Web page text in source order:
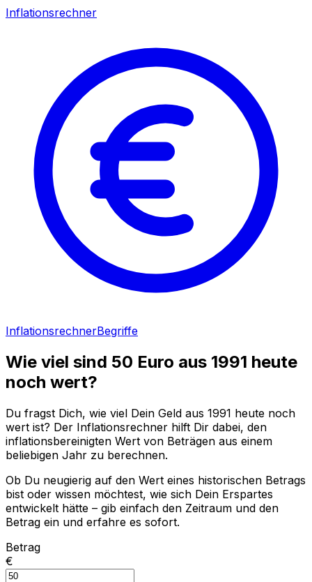
Inflationsrechner
InflationsrechnerBegriffe
Wie viel sind 50 Euro aus 1991 heute
noch wert?
Du fragst Dich, wie viel Dein Geld aus 1991 heute noch
wert ist? Der Inflationsrechner hilft Dir dabei, den
inflationsbereinigten Wert von Beträgen aus einem
beliebigen Jahr zu berechnen.
Ob Du neugierig auf den Wert eines historischen Betrags
bist oder wissen möchtest, wie sich Dein Erspartes
entwickelt hätte – gib einfach den Zeitraum und den
Betrag ein und erfahre es sofort.
Betrag
€